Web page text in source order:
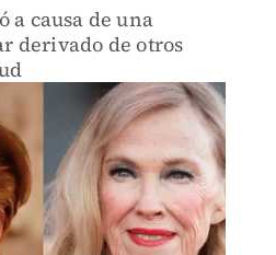
a causa de una
derivado de otros